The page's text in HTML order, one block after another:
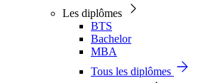
Les diplômes
BTS
Bachelor
MBA
Tous les diplômes